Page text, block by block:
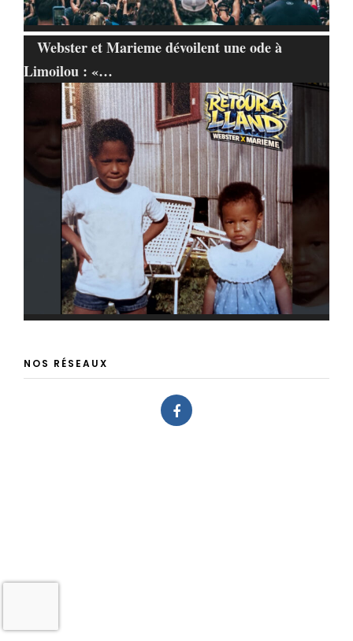
Webster et Marieme dévoilent une ode à
Limoilou : «…
NOS RÉSEAUX